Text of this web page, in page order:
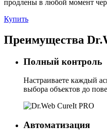
продлены в любой момент
Купить
Преимущества
Полный контроль
Настраиваете каждый
выбора объектов до
Автоматизация